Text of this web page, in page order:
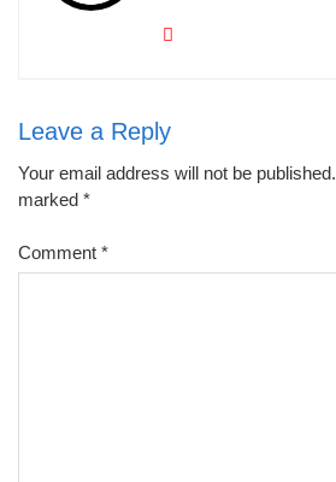
Leave a Reply
Your email address will not be published.
marked *
Comment *